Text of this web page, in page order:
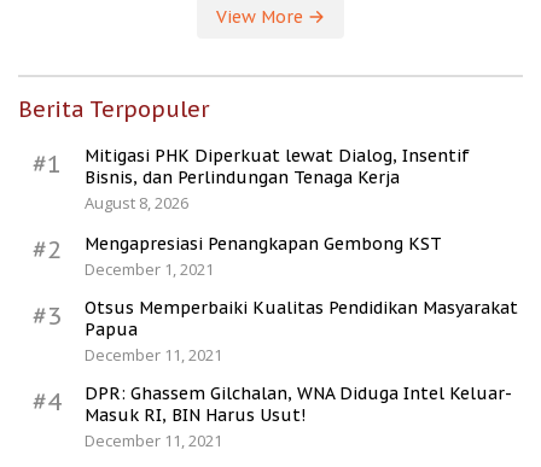
View More
Berita Terpopuler
#1
Mitigasi PHK Diperkuat lewat Dialog, Insentif
Bisnis, dan Perlindungan Tenaga Kerja
August 8, 2026
#2
Mengapresiasi Penangkapan Gembong KST
December 1, 2021
#3
Otsus Memperbaiki Kualitas Pendidikan Masyarakat
Papua
December 11, 2021
#4
DPR: Ghassem Gilchalan, WNA Diduga Intel Keluar-
Masuk RI, BIN Harus Usut!
December 11, 2021